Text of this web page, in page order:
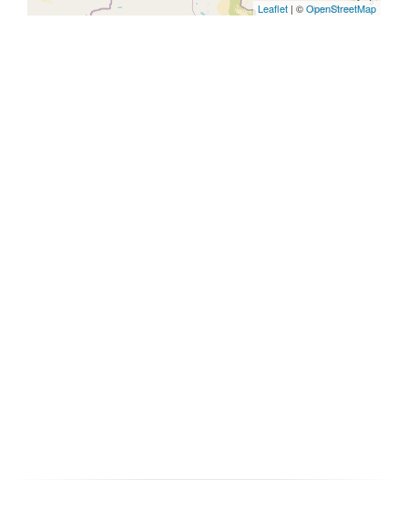
Leaflet | ©OpenStreetMap